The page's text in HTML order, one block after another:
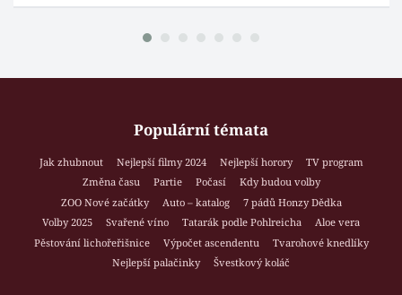
Populární témata
Jak zhubnout Nejlepší filmy 2024 Nejlepší horory
TV program
Změna času
Partie Počasí
Kdy budou volby
ZOO Nové začátky
Auto – katalog
7 pádů Honzy Dědka
Volby 2025
Svařené víno Tatarák podle Pohlreicha
Aloe vera
Pěstování lichořeřišnice
Výpočet ascendentu
Tvarohové knedlíky
Nejlepší palačinky
Švestkový koláč